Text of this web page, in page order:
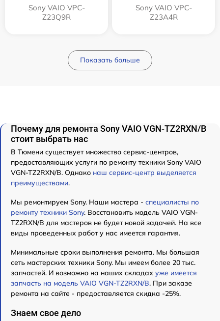
Sony VAIO VPC-
Z23Q9R
Sony VAIO VPC-
Z23A4R
Показать больше
Почему для ремонта Sony VAIO VGN-TZ2RXN/B
стоит выбрать нас
В Тюмени существует множество сервис-центров,
предоставляющих услуги по ремонту техники Sony VAIO
VGN-TZ2RXN/B. Однако наш сервис-центр выделяется
преимуществами.
Мы ремонтируем Sony. Наши мастера - специалисты по
ремонту техники Sony. Восстановить модель VAIO VGN-
TZ2RXN/B для мастеров не будет новой задачей. На все
виды проведенных работ у нас имеется гарантия.
Минимальные сроки выполнения ремонта. Мы большая
сеть мастерских техники Sony. Мы имеем более 20 тыс.
запчастей. И возможно на наших складах уже имеется
запчасть на модель VAIO VGN-TZ2RXN/B. При заказе
ремонта на сайте - предоставляется скидка -25%.
Знаем свое дело